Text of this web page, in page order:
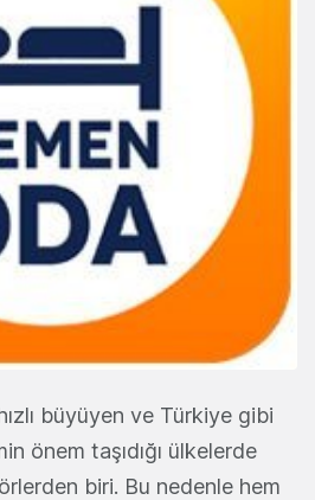
büyüyen ve Türkiye gibi
önem taşıdığı ülkelerde
biri. Bu nedenle hem